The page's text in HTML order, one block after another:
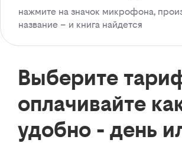
нажмите на значок микрофона,
название – и книга найдется
Выберите
оплачивайте
удобно - день